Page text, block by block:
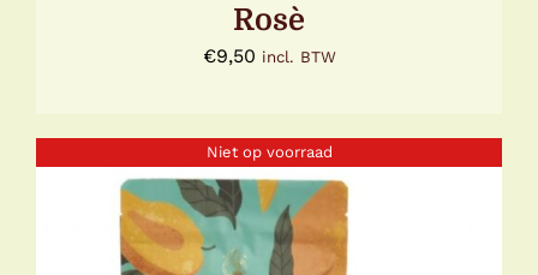
Rosè
€9,50 incl. BTW
Niet op voorraad